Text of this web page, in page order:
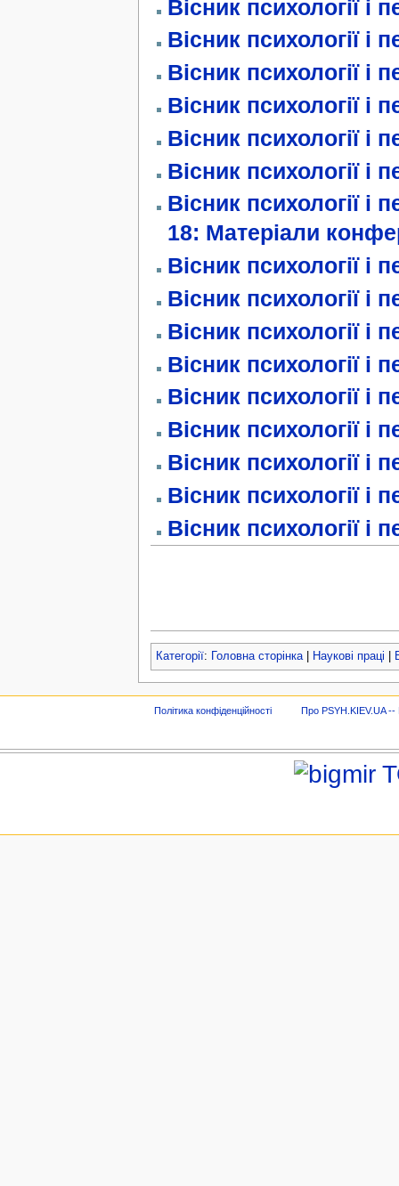
Вісник психології і
Вісник психології і
Вісник психології і
Вісник психології і
Вісник психології і
Вісник психології і
Вісник психології і
18: Матеріали
Вісник психології і
Вісник психології і
Вісник психології і
Вісник психології і
Вісник психології і
Вісник психології і
Вісник психології і
Вісник психології і
Вісник психології і
Категорії: Головна сторінка| Наукові праці
Політика конфіденційності Про PSYH.KIEV.UA --